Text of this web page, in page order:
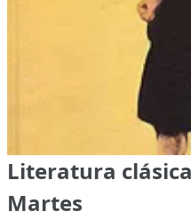
Literatura
Martes